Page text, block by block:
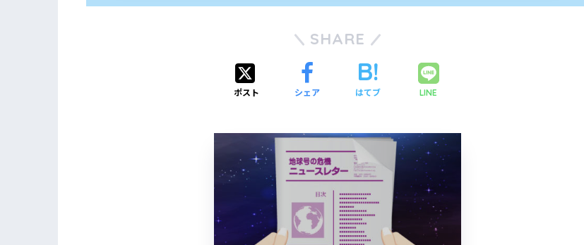
SHARE
ポスト シェア はてブ LINE